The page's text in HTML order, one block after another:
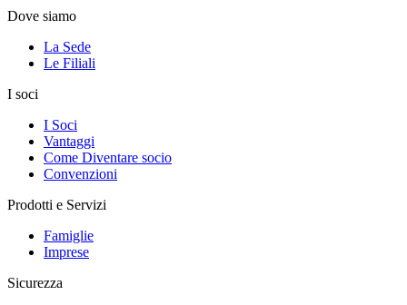
Dove siamo
La Sede
Le Filiali
I soci
I Soci
Vantaggi
Come Diventare socio
Convenzioni
Prodotti e Servizi
Famiglie
Imprese
Sicurezza